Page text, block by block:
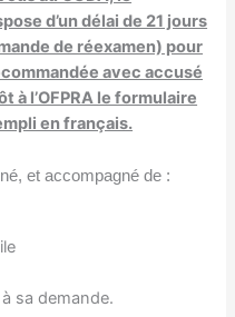
d’un délai de 21 jours
de réexamen) pour
avec accusé
à l’OFPRA le formulaire
en français.
et accompagné de :
sa demande.